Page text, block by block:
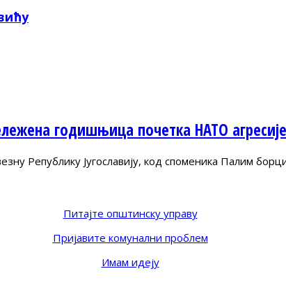
годишњица почетка НАТО агресије
Републику Југославију, код споменика Палим
Питајте општинску управу
Пријавите комунални проблем
Имам идеју